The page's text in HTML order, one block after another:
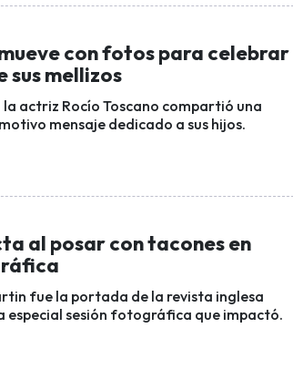
con fotos para celebrar
sus mellizos
la actriz Rocío Toscano compartió una
mensaje dedicado a sus hijos.
al posar con tacones en
fue la portada de la revista inglesa
especial sesión fotográfica que impactó.